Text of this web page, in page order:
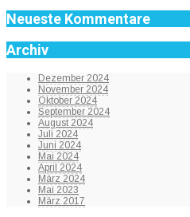
Neueste Kommentare
Archiv
Dezember 2024
November 2024
Oktober 2024
September 2024
August 2024
Juli 2024
Juni 2024
Mai 2024
April 2024
März 2024
Mai 2023
März 2017